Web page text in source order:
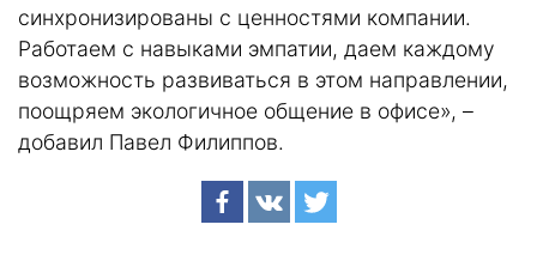
синхронизированы с ценностями компании.
Работаем с навыками эмпатии, даем каждому
возможность развиваться в этом направлении,
поощряем экологичное общение в офисе», –
добавил Павел Филиппов.